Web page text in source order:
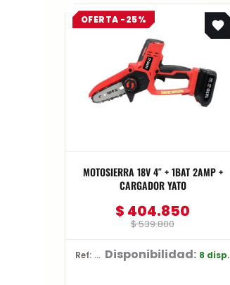
OFERTA -25%
MOTOSIERRA 18V 4″ + 1BAT 2AMP +
CARGADOR YATO
$539.800
Original
price
was:
$ 539.800.
$ 404.850
Current
price
is:
$ 404.850.
Ref: YT-828135 Disponibilidad: 8 disp.